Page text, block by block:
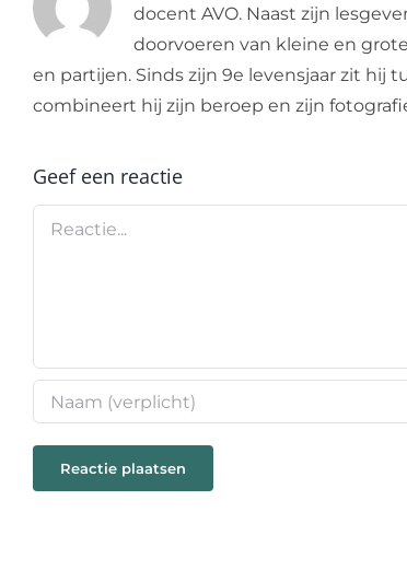
docent AVO. Naast zijn
doorvoeren van kleine en
en partijen. Sinds zijn 9e levensjaar zit hij
combineert hij zijn beroep en zijn
Geef een reactie
Reactie